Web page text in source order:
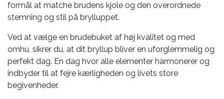
formål at matche brudens kjole og den overordnede
stemning og stil på brylluppet.
Ved at vælge en brudebuket af høj kvalitet og med
omhu, sikrer du, at dit bryllup bliver en uforglemmelig og
perfekt dag. En dag hvor alle elementer harmonerer og
indbyder til at fejre kærligheden og livets store
begivenheder.